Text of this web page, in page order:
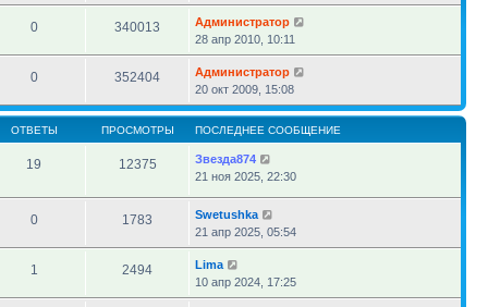
0 340013
Администратор
28 апр 2010, 10:11
0 352404
Администратор
20 окт 2009, 15:08
ОТВЕТЫ ПРОСМОТРЫ ПОСЛЕДНЕЕ СООБЩЕНИЕ
19 12375
Звезда874
21 ноя 2025, 22:30
0 1783
Swetushka
21 апр 2025, 05:54
1 2494
Lima
10 апр 2024, 17:25